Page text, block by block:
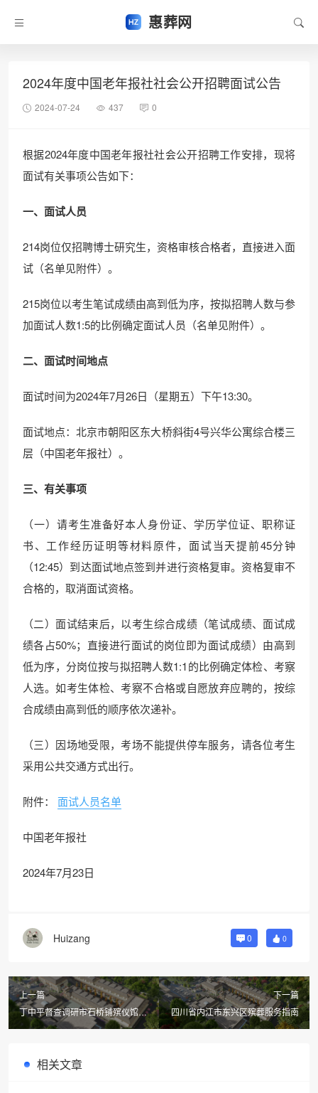
惠葬网
2024年度中国老年报社社会公开招聘面试公告
2024-07-24 437 0
根据2024年度中国老年报社社会公开招聘工作安排，现将
面试有关事项公告如下：
一、面试人员
214岗位仅招聘博士研究生，资格审核合格者，直接进入面
试（名单见附件）。
215岗位以考生笔试成绩由高到低为序，按拟招聘人数与参
加面试人数1:5的比例确定面试人员（名单见附件）。
二、面试时间地点
面试时间为2024年7月26日（星期五）下午13:30。
面试地点：北京市朝阳区东大桥斜街4号兴华公寓综合楼三
层（中国老年报社）。
三、有关事项
（一）请考生准备好本人身份证、学历学位证、职称证
书、工作经历证明等材料原件，面试当天提前45分钟
（12:45）到达面试地点签到并进行资格复审。资格复审不
合格的，取消面试资格。
（二）面试结束后，以考生综合成绩（笔试成绩、面试成
绩各占50%；直接进行面试的岗位即为面试成绩）由高到
低为序，分岗位按与拟招聘人数1:1的比例确定体检、考察
人选。如考生体检、考察不合格或自愿放弃应聘的，按综
合成绩由高到低的顺序依次递补。
（三）因场地受限，考场不能提供停车服务，请各位考生
采用公共交通方式出行。
附件： 面试人员名单
中国老年报社
2024年7月23日
Huizang 0 0
上一篇
丁中平督查调研市石桥铺殡仪馆集
中整治和殡葬服务工作
下一篇
四川省内江市东兴区殡葬服务指南
相关文章